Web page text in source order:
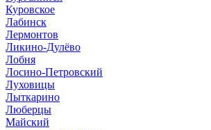
Куровское
Лабинск
Лермонтов
Ликино-Дулёво
Лобня
Лосино-Петровский
Луховицы
Лыткарино
Люберцы
Майский